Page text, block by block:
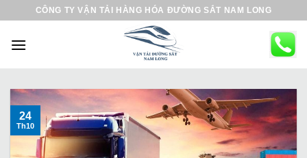
CÔNG TY VẬN TẢI HÀNG HÓA ĐƯỜNG SẮT NAM LONG
24
Th10